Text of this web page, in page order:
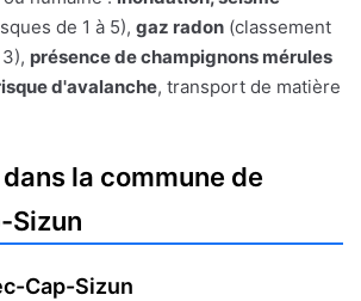
de 1 à 5), gaz radon (classement
présence de champignons mérules
d'avalanche, transport de matière
la commune de
Sizun
Cap-Sizun